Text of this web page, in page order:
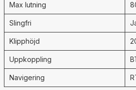
Max lutning
Slingfri
Klipphöjd
Uppkoppling
Navigering